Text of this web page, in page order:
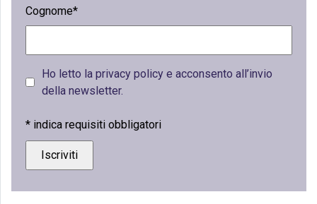
Cognome*
Ho letto la privacy policy e acconsento all’invio
della newsletter.
* indica requisiti obbligatori